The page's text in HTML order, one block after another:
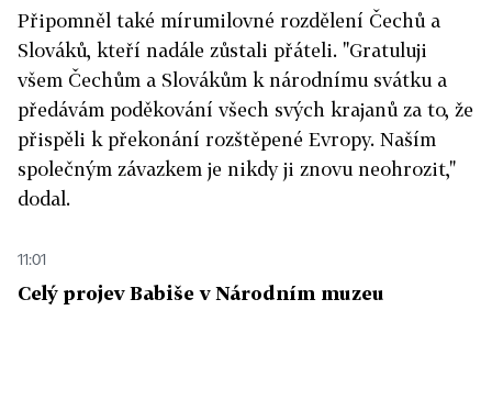
Připomněl také mírumilovné rozdělení Čechů a
Slováků, kteří nadále zůstali přáteli. "Gratuluji
všem Čechům a Slovákům k národnímu svátku a
předávám poděkování všech svých krajanů za to, že
přispěli k překonání rozštěpené Evropy. Naším
společným závazkem je nikdy ji znovu neohrozit,"
dodal.
11:01
Celý projev Babiše v Národním muzeu